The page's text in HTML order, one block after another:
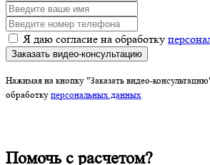
Я даю согласие на обработку
Заказать видео-консультацию
Нажимая на кнопку "Заказать видео-
обработку персональных данных
Помочь с расчетом?